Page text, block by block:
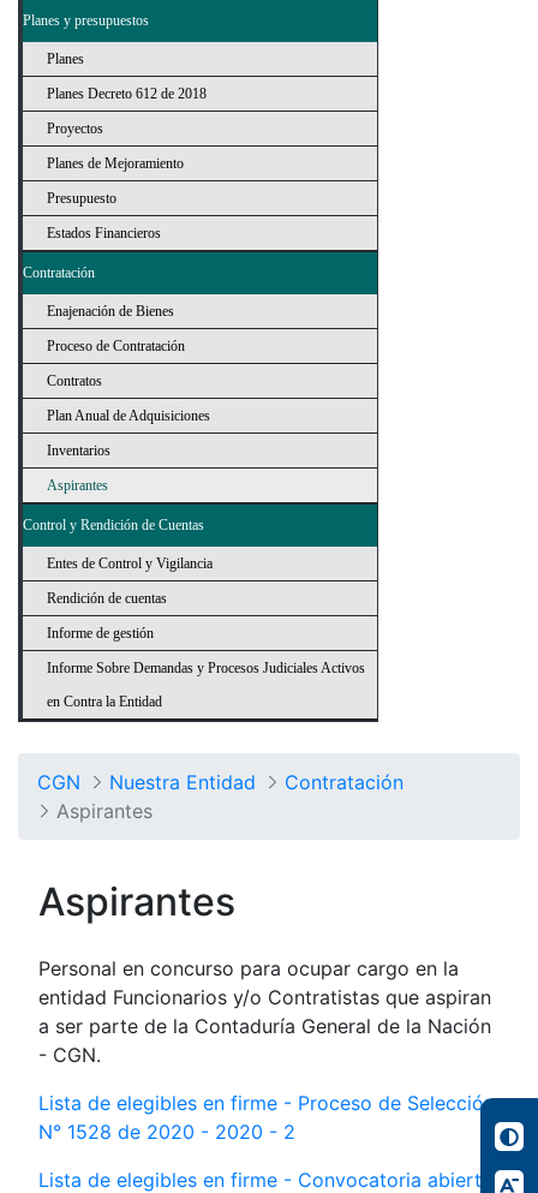
Planes y presupuestos
Planes
Planes Decreto 612 de 2018
Proyectos
Planes de Mejoramiento
Presupuesto
Estados Financieros
Contratación
Enajenación de Bienes
Proceso de Contratación
Contratos
Plan Anual de Adquisiciones
Inventarios
Aspirantes
Control y Rendición de Cuentas
Entes de Control y Vigilancia
Rendición de cuentas
Informe de gestión
Informe Sobre Demandas y Procesos Judiciales Activos
en Contra la Entidad
CGN Nuestra Entidad
Contratación
Aspirantes
Aspirantes
Personal en concurso para ocupar cargo en la
entidad Funcionarios y/o Contratistas que aspiran
a ser parte de la Contaduría General de la Nación
- CGN.
Lista de elegibles en firme - Proceso de Selección
N° 1528 de 2020 - 2020 - 2
Lista de elegibles en firme - Convocatoria abierta